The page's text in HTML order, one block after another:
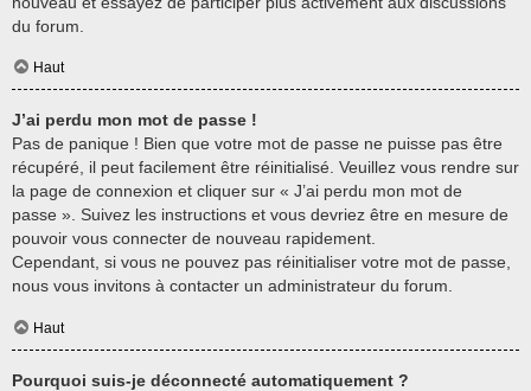
du forum.
Haut
J’ai perdu mon mot de passe !
Pas de panique ! Bien que votre mot de passe ne puisse pas être
récupéré, il peut facilement être réinitialisé. Veuillez vous rendre sur
la page de connexion et cliquer sur « J’ai perdu mon mot de
passe ». Suivez les instructions et vous devriez être en mesure de
pouvoir vous connecter de nouveau rapidement.
Cependant, si vous ne pouvez pas réinitialiser votre mot de passe,
nous vous invitons à contacter un administrateur du forum.
Haut
Pourquoi suis-je déconnecté automatiquement ?